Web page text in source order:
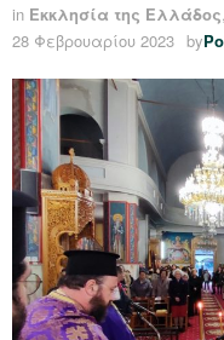
in Εκκλησία της Ελλάδος,
28 Φεβρουαρίου 2023 by